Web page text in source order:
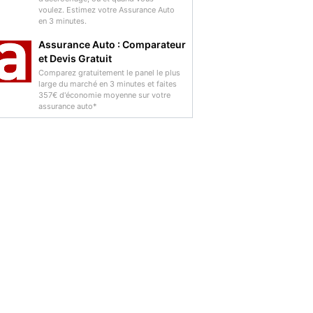
voulez. Estimez votre Assurance Auto
en 3 minutes.
Assurance Auto : Comparateur
et Devis Gratuit
Comparez gratuitement le panel le plus
large du marché en 3 minutes et faites
357€ d'économie moyenne sur votre
assurance auto*